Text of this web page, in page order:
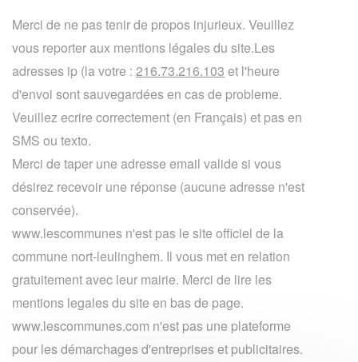
Merci de ne pas tenir de propos injurieux. Veuillez
vous reporter aux mentions légales du site.Les
adresses ip (la votre : 216.73.216.103 et l'heure
d'envoi sont sauvegardées en cas de probleme.
Veuillez ecrire correctement (en Français) et pas en
SMS ou texto.
Merci de taper une adresse email valide si vous
désirez recevoir une réponse (aucune adresse n'est
conservée).
www.lescommunes n'est pas le site officiel de la
commune nort-leulinghem. Il vous met en relation
gratuitement avec leur mairie. Merci de lire les
mentions legales du site en bas de page.
www.lescommunes.com n'est pas une plateforme
pour les démarchages d'entreprises et publicitaires.